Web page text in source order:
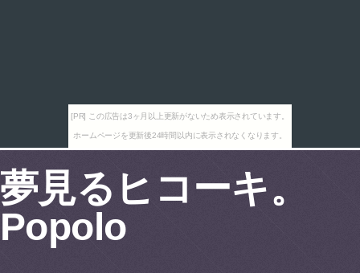
[PR] この広告は3ヶ月以上更新がないため表示されています。
ホームページを更新後24時間以内に表示されなくなります。
夢見るヒコーキ。
Popolo